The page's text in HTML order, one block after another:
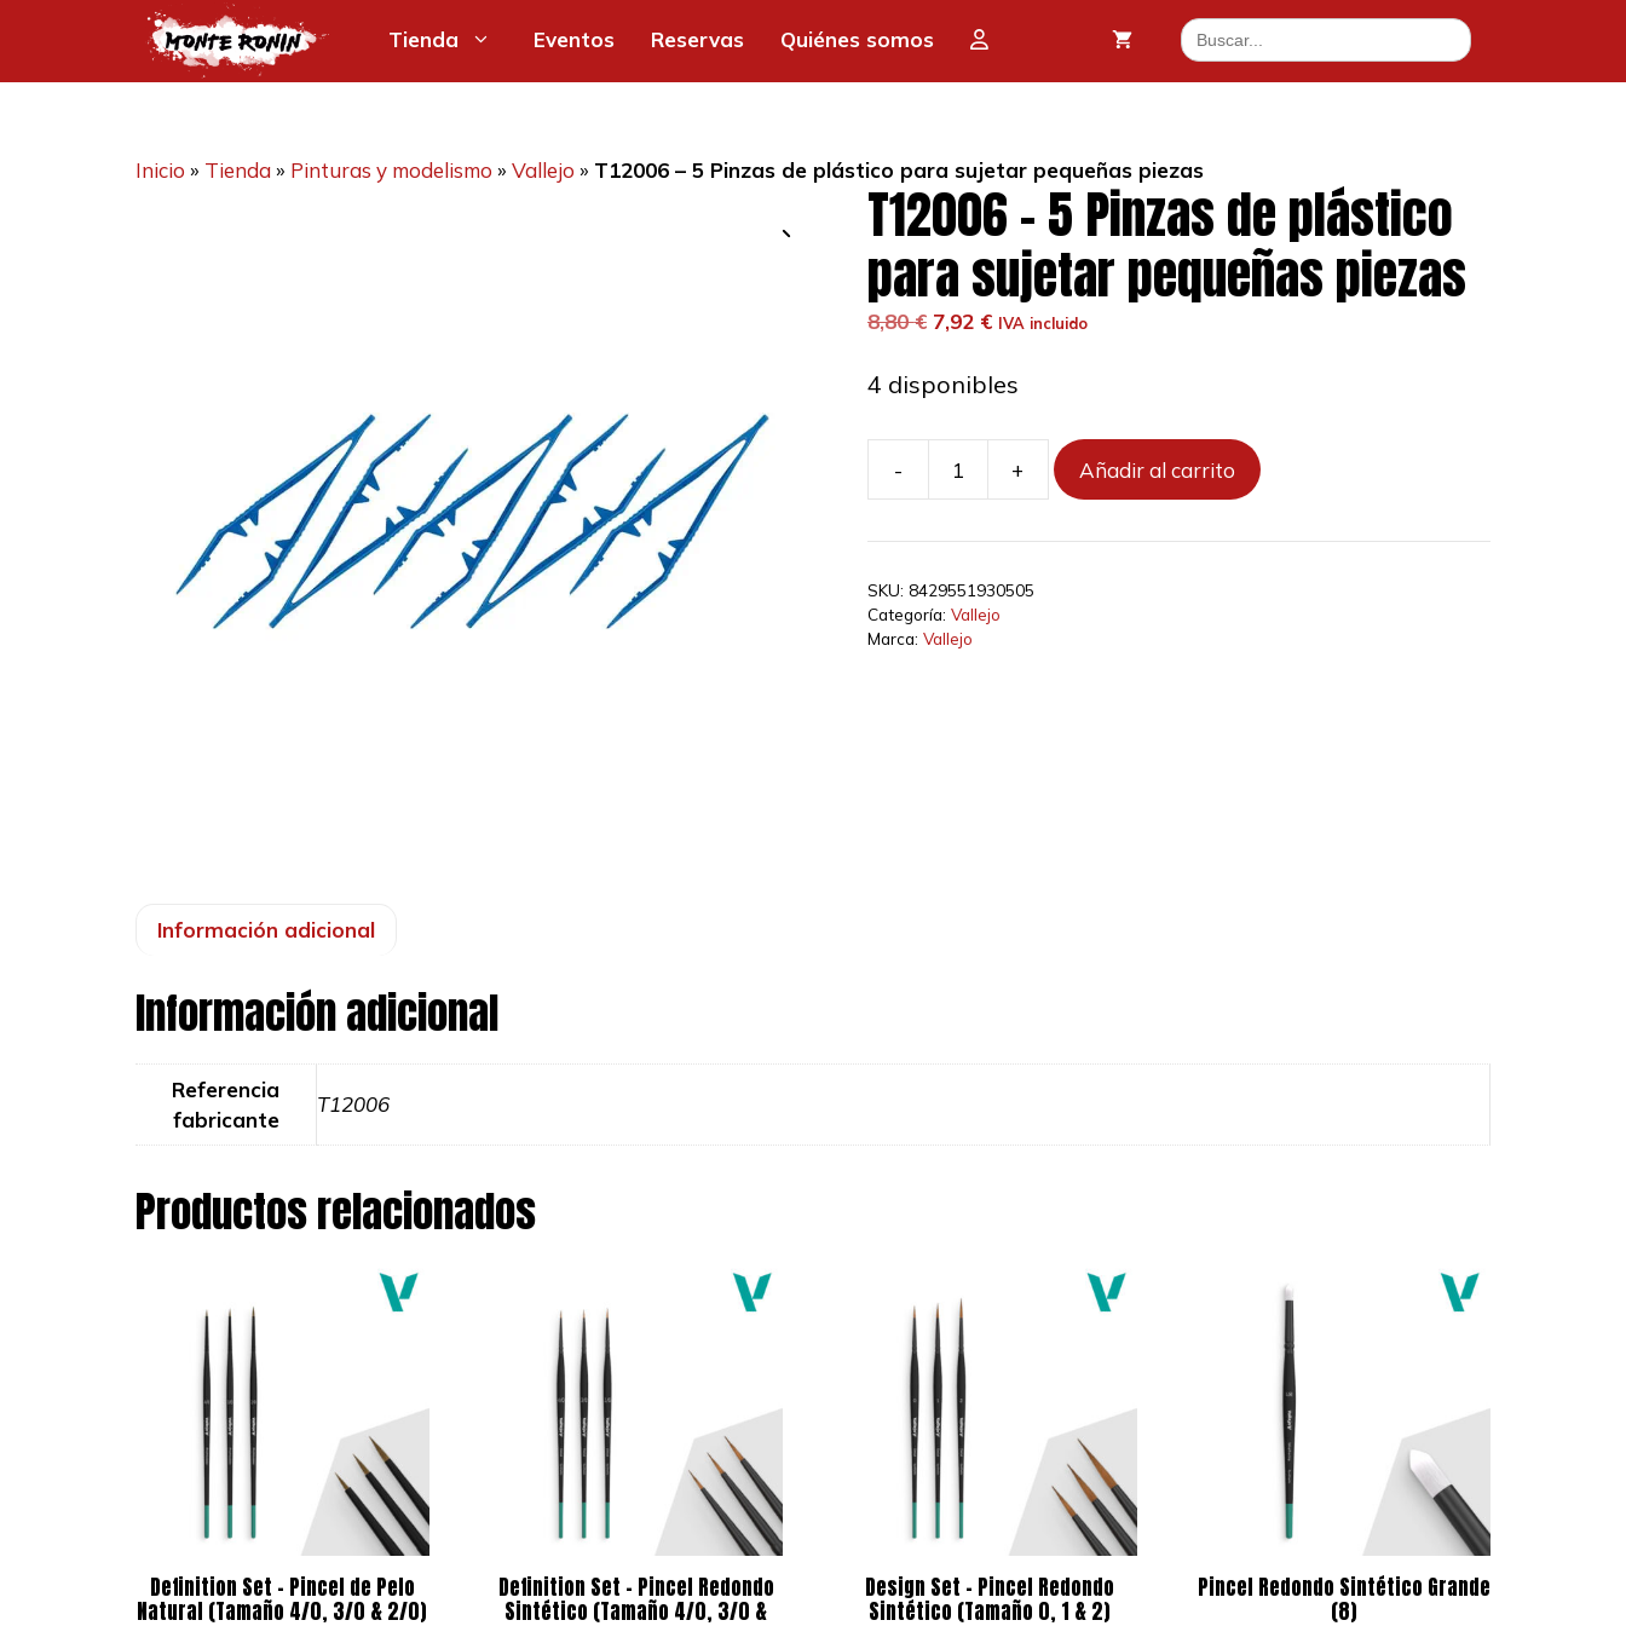
Tienda Eventos Reservas Quiénes somos Buscar:
Inicio » Tienda» Pinturas y modelismo » Vallejo » T12006 – 5 Pinzas de plástico para sujetar pequeñas piezas
T12006 – 5 Pinzas de plástico
para sujetar pequeñas piezas
8,80€ El
original
8,80 €.
7,92 €El
actual
7,92 €.
IVA incluido
4 disponibles
-
T12006
5
de
plástico
+ Añadir al carrito
SKU: 8429551930505
Categoría: Vallejo
Marca: Vallejo
Información adicional
Información adicional
Referencia
fabricante
T12006
Productos relacionados
Definition Set – Pincel de Pelo
Natural (Tamaño 4/0, 3/0 & 2/0)
Definition Set – Pincel Redondo
Sintético (Tamaño 4/0, 3/0 &
Design Set – Pincel Redondo
Sintético (Tamaño 0, 1 & 2)
Pincel Redondo Sintético Grande
(8)
Pinzas
de
plástico
pequeñas
piezas
cantidad